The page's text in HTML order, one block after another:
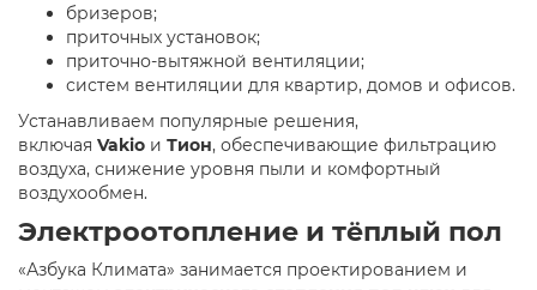
бризеров;
приточных установок;
приточно-вытяжной вентиляции;
систем вентиляции для квартир, домов и офисов.
Устанавливаем популярные решения,
включая Vakio и Тион, обеспечивающие фильтрацию
воздуха, снижение уровня пыли и комфортный
воздухообмен.
Электроотопление и тёплый пол
«Азбука Климата» занимается проектированием и